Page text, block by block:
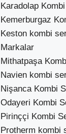
Karadolap
Kemerburgaz
Keston kombi
Markalar
Mithatpaşa
Navien kombi
Nişanca Kombi
Odayeri Kombi
Pirinççi Kombi
Protherm kombi